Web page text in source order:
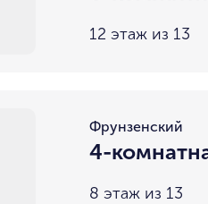
12 этаж из 13
Фрунзенский
4-
8 этаж из 13